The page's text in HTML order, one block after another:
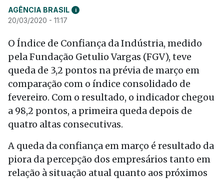
AGÊNCIA BRASIL i
20/03/2020 - 11:17
O Índice de Confiança da Indústria, medido
pela Fundação Getulio Vargas (FGV), teve
queda de 3,2 pontos na prévia de março em
comparação com o índice consolidado de
fevereiro. Com o resultado, o indicador chegou
a 98,2 pontos, a primeira queda depois de
quatro altas consecutivas.
A queda da confiança em março é resultado da
piora da percepção dos empresários tanto em
relação à situação atual quanto aos próximos